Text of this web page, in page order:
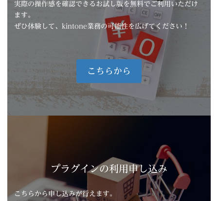
実際の操作感を確認できるお試し版を無料でご利用いただけ
ます。
ぜひ体験して、kintone業務の可能性を広げてください！
こちらから
プラグインの利用申し込み
こちらから申し込みが行えます。